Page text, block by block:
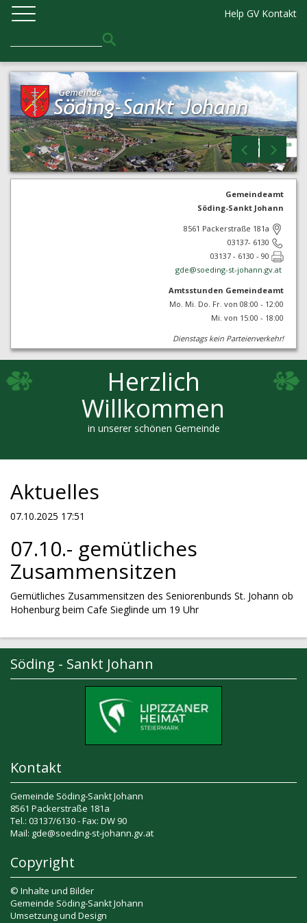
Help GV Kontakt
Gemeindeamt
Söding-Sankt Johann
8561 Packerstraße 181a
03137- 6130
03137 - 6130 - 90
gde@soeding-st-johann.gv.at
Amtsstunden Gemeindeamt
Mo. Mi. Do. Fr. von 08:00 - 12:00
Mi. von 15:00 - 18:00
Dienstags kein Parteienverkehr!
Herzlich
Willkommen
in unserer schönen Gemeinde
Aktuelles
07.10.2025 17:51
07.10.- gemütliches
Zusammensitzen
Gemütliches Zusammensitzen des Seniorenbunds St. Johann ob
Hohenburg beim Cafe Sieglinde um 19 Uhr
Söding - Sankt Johann
Kontakt
Gemeinde Söding-Sankt Johann
8561 Packerstraße 181a
Tel.: 03137/6130 - Fax: DW 90
Mail: gde@soeding-st-johann.gv.at
Copyright
© Inhalte und Bilder
Gemeinde Söding-Sankt Johann
Umsetzung und Design